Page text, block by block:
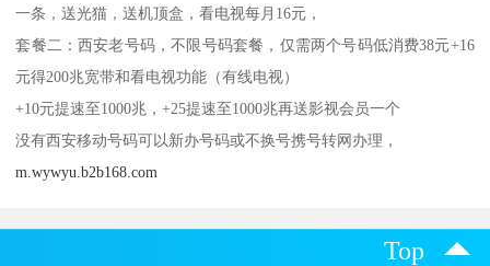
一条，送光猫，送机顶盒，看电视每月16元，
套餐二：西安老号码，不限号码套餐，仅需两个号码低消费38元+16
元得200兆宽带和看电视功能（有线电视）
+10元提速至1000兆，+25提速至1000兆再送影视会员一个
没有西安移动号码可以新办号码或不换号携号转网办理，
m.wywyu.b2b168.com
Top